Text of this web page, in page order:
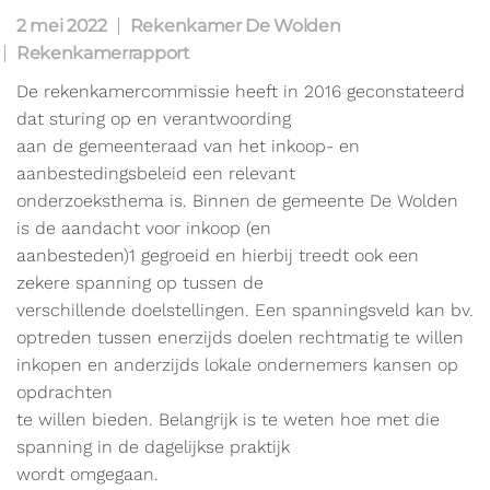
2 mei 2022
Rekenkamer De Wolden
Rekenkamerrapport
De rekenkamercommissie heeft in 2016 geconstateerd
dat sturing op en verantwoording
aan de gemeenteraad van het inkoop- en
aanbestedingsbeleid een relevant
onderzoeksthema is. Binnen de gemeente De Wolden
is de aandacht voor inkoop (en
aanbesteden)1 gegroeid en hierbij treedt ook een
zekere spanning op tussen de
verschillende doelstellingen. Een spanningsveld kan bv.
optreden tussen enerzijds doelen rechtmatig te willen
inkopen en anderzijds lokale ondernemers kansen op
opdrachten
te willen bieden. Belangrijk is te weten hoe met die
spanning in de dagelijkse praktijk
wordt omgegaan.